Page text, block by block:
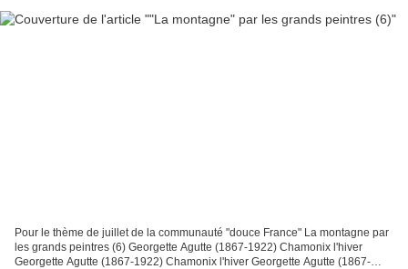
Pour le thème de juillet de la communauté "douce France" La montagne par
les grands peintres (6) Georgette Agutte (1867-1922) Chamonix l'hiver
Georgette Agutte (1867-1922) Chamonix l'hiver Georgette Agutte (1867-